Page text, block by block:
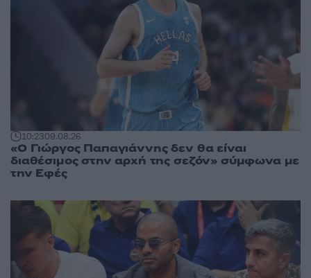
10:2309.08.26
«Ο Γιώργος Παπαγιάννης δεν θα είναι
διαθέσιμος στην αρχή της σεζόν» σύμφωνα με
την Εφές